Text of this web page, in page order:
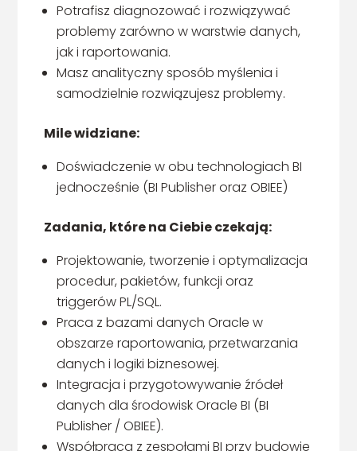
Potrafisz diagnozować i rozwiązywać
problemy zarówno w warstwie danych,
jak i raportowania.
Masz analityczny sposób myślenia i
samodzielnie rozwiązujesz problemy.
Mile widziane:
Doświadczenie w obu technologiach BI
jednocześnie (BI Publisher oraz OBIEE)
Zadania, które na Ciebie czekają:
Projektowanie, tworzenie i optymalizacja
procedur, pakietów, funkcji oraz
triggerów PL/SQL.
Praca z bazami danych Oracle w
obszarze raportowania, przetwarzania
danych i logiki biznesowej.
Integracja i przygotowywanie źródeł
danych dla środowisk Oracle BI (BI
Publisher / OBIEE).
Współpraca z zespołami BI przy budowie